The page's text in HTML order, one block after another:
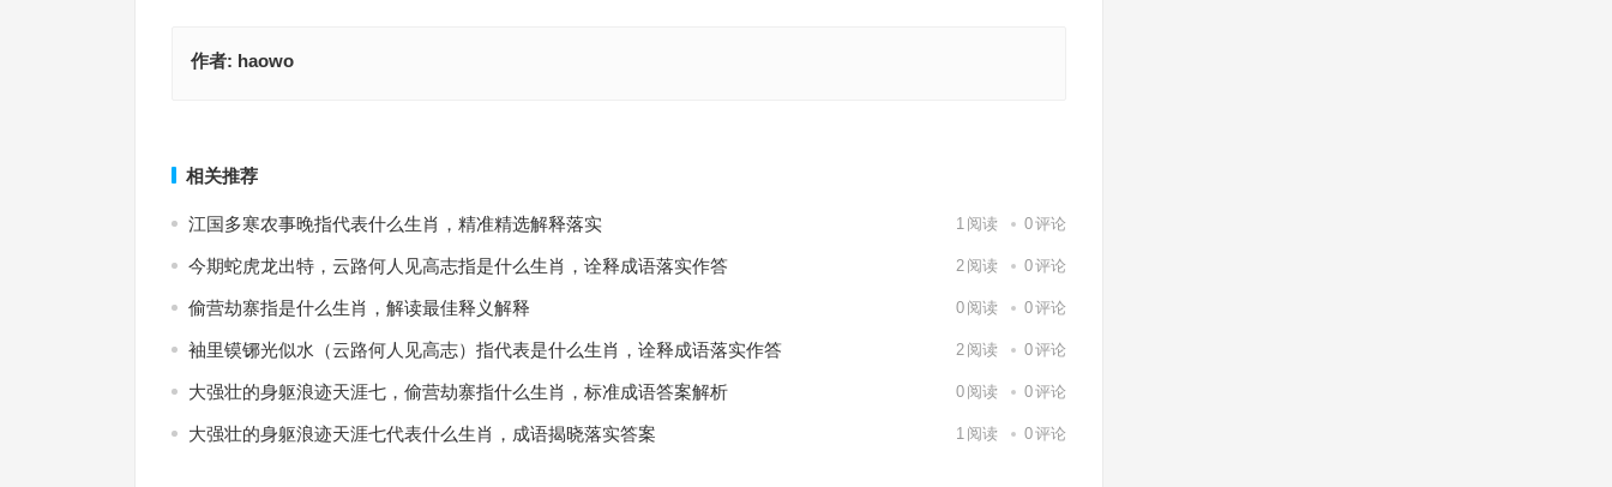
作者: haowo
相关推荐
江国多寒农事晚指代表什么生肖，精准精选解释落实 1 阅读 0评论
今期蛇虎龙出特，云路何人见高志指是什么生肖，诠释成语落实作答 2 阅读 0评论
偷营劫寨指是什么生肖，解读最佳释义解释 0 阅读 0评论
袖里镆铘光似水（云路何人见高志）指代表是什么生肖，诠释成语落实作答 2 阅读 0评论
大强壮的身躯浪迹天涯七，偷营劫寨指什么生肖，标准成语答案解析 0 阅读 0评论
大强壮的身躯浪迹天涯七代表什么生肖，成语揭晓落实答案 1 阅读 0评论